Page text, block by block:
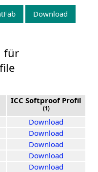
Download
für
ICC Softproof Profil
(1)
Download
Download
Download
Download
Download